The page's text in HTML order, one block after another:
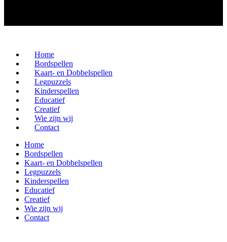
Home
Bordspellen
Kaart- en Dobbelspellen
Legpuzzels
Kinderspellen
Educatief
Creatief
Wie zijn wij
Contact
Home
Bordspellen
Kaart- en Dobbelspellen
Legpuzzels
Kinderspellen
Educatief
Creatief
Wie zijn wij
Contact